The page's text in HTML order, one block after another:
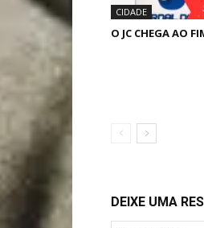
CIDADE
O JC CHEGA AO
DEIXE UMA